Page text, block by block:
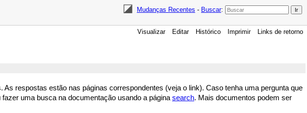
Mudanças Recentes - Buscar:
Visualizar Editar Histórico Imprimir Links de retorno
respostas estão nas páginas correspondentes (veja o link). Caso tenha uma pergunta que
fazer uma busca na documentação usando a página search. Mais documentos podem ser